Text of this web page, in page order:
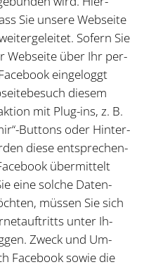
Sie un­se­re Web­sei­te
So­fern Sie
Web­sei­te über Ihr per­
ein­ge­loggt
die­sem
mit Plug-ins, z. B.
But­tons oder Hin­ter­
die­se ent­spre­chen­
über­mit­telt
eine sol­che Da­ten­
müs­sen Sie sich
un­ter Ih­
Zweck und Um­
Face­book so­wie die